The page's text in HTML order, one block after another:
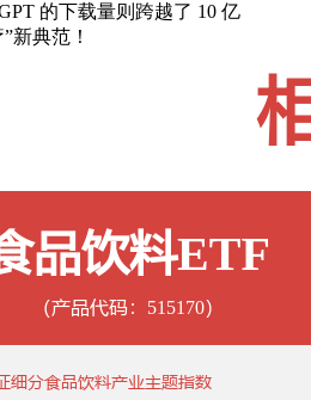
的下载量则跨越了 10 亿
新典范！